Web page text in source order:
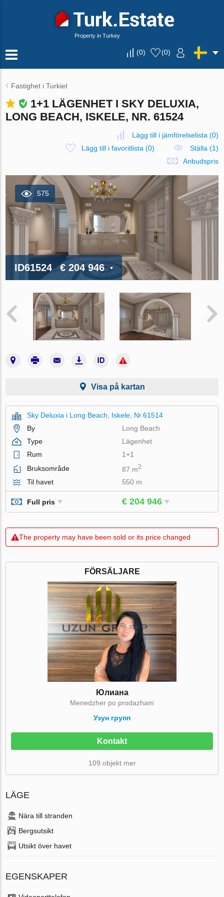
Property in Turkey
(0) (0)
Fastighet i Turkiet
1+1 LÄGENHET I SKY DELUXIA,
LONG BEACH, ISKELE, NR. 61524
Lägg till i jämförelselista (0)
Lägg till i favoritlista (0)
Ställa (1)
Anbudspris
575
ID61524 € 204 946
Visa på kartan
Sky Deluxia i Long Beach, Iskele, Nr.61514
By
Long Beach
Type
Lägenhet
Rum
1+1
Bruksområde
87 m2
Til havet 550 m
Full pris € 204 946
The property may have been sold or its price changed
FÖRSÄLJARE
Юлиана
Menedzher po prodazham
Узун групп
Kontakt
109 objekt mer
LÄGE
Nära till stranden
Bergsutsikt
Utsikt över havet
EGENSKAPER